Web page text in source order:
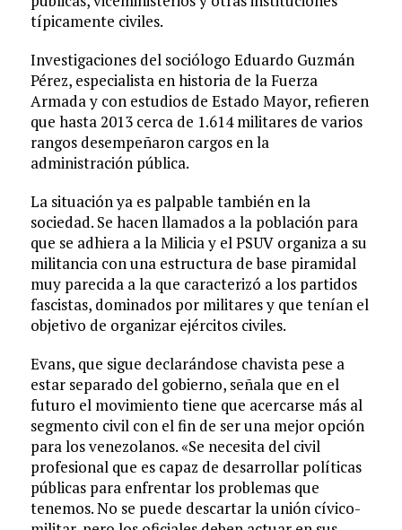
típicamente civiles.
Investigaciones del sociólogo Eduardo Guzmán
Pérez, especialista en historia de la Fuerza
Armada y con estudios de Estado Mayor, refieren
que hasta 2013 cerca de 1.614 militares de varios
rangos desempeñaron cargos en la
administración pública.
La situación ya es palpable también en la
sociedad. Se hacen llamados a la población para
que se adhiera a la Milicia y el PSUV organiza a su
militancia con una estructura de base piramidal
muy parecida a la que caracterizó a los partidos
fascistas, dominados por militares y que tenían el
objetivo de organizar ejércitos civiles.
Evans, que sigue declarándose chavista pese a
estar separado del gobierno, señala que en el
futuro el movimiento tiene que acercarse más al
segmento civil con el fin de ser una mejor opción
para los venezolanos. «Se necesita del civil
profesional que es capaz de desarrollar políticas
públicas para enfrentar los problemas que
tenemos. No se puede descartar la unión cívico-